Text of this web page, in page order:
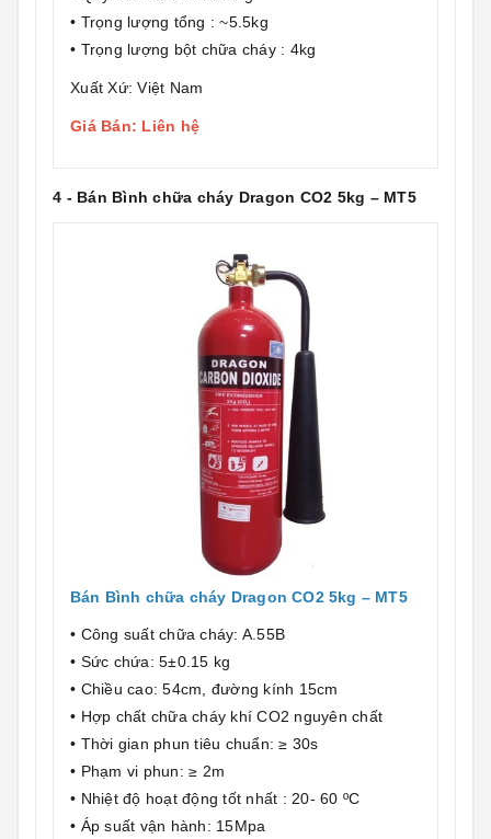
• Trọng lượng tổng : ~5.5kg
• Trọng lượng bột chữa cháy : 4kg
Xuất Xứ: Việt Nam
Giá Bán: Liên hệ
4 - Bán Bình chữa cháy Dragon CO2 5kg – MT5
Bán Bình chữa cháy Dragon CO2 5kg – MT5
• Công suất chữa cháy: A.55B
• Sức chứa: 5±0.15 kg
• Chiều cao: 54cm, đường kính 15cm
• Hợp chất chữa cháy khí CO2 nguyên chất
• Thời gian phun tiêu chuẩn: ≥ 30s
• Phạm vi phun: ≥ 2m
• Nhiệt độ hoạt động tốt nhất : 20- 60 ºC
• Áp suất vận hành: 15Mpa